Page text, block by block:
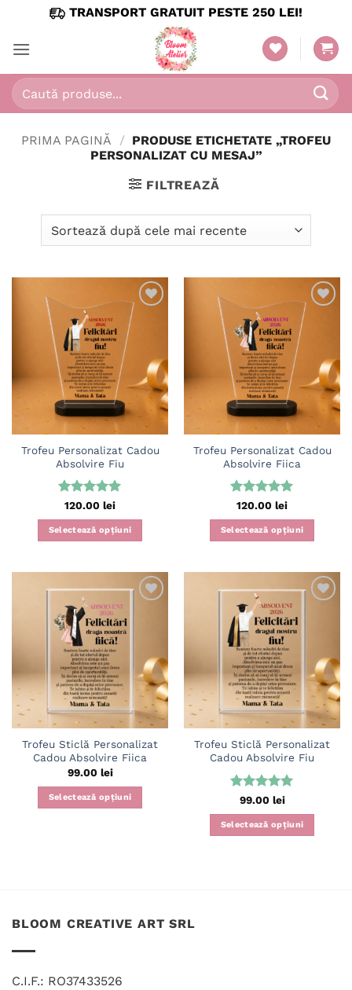
content
TRANSPORT GRATUIT PESTE 250 LEI!
Caută
după:
PRIMA PAGINĂ / PRODUSE ETICHETATE „TROFEU
PERSONALIZAT CU MESAJ”
FILTREAZĂ
Adaugă
wishlist
Trofeu Personalizat Cadou
Absolvire Fiu
Evaluat la
5din 5
120.00 lei
Selectează opțiuni
Adaugă
wishlist
Trofeu Personalizat Cadou
Absolvire Fiica
Evaluat la
5din 5
120.00 lei
Selectează opțiuni
Trofeu Sticlă Personalizat
Cadou Absolvire Fiica
99.00 lei
Selectează opțiuni
Trofeu Sticlă Personalizat
Cadou Absolvire Fiu
Evaluat la
5din 5
99.00 lei
Selectează opțiuni
BLOOM CREATIVE ART SRL
C.I.F.: RO37433526